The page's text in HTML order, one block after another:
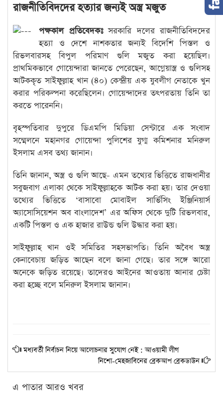
রাজনীতিবিদদের হত্যার জন্যই অস্ত্র মজুত
পক্ষকাল প্রতিবেদকঃসরকারি দলের রাজনীতিবিদদের
হত্যা ও দেশে নাশকতার জন্যই বিদেশি পিস্তল ও
রিভলবারসহ বিপুল পরিমাণ গুলি মজুত করা হয়েছিল।
প্রাথমিকভাবে গোয়েন্দারা জানতে পেরেছেন, আগ্নেয়াস্ত্র ও গুলিসহ
আটককৃত সাইফুল্লাহ খান (৪০) কেন্দ্রীয় এক যুবলীগ নেতাকে খুন
করার পরিকল্পনা করেছিলেন। গোয়েন্দাদের তৎপরতায় তিনি তা
করতে পারেননি।
বৃহস্পতিবার দুপুরে ডিএমপি মিডিয়া সেন্টারে এক সংবাদ
সম্মেলনে মহানগর গোয়েন্দা পুলিশের যুগ্ম কমিশনার মনিরুল
ইসলাম এসব তথ্য জানান।
তিনি জানান, অস্ত্র ও গুলি আছে- এমন তথ্যের ভিত্তিতে রাজধানীর
সবুজবাগ এলাকা থেকে সাইফুল্লাহকে আটক করা হয়। তার দেওয়া
তথ্যের ভিত্তিতে ‘বাসাবো মোবাইল সার্ভিসিং ইঞ্জিনিয়ার্স
অ্যাসোসিয়েশন অব বাংলাদেশ’ এর অফিস থেকে দুটি রিভলবার,
একটি পিস্তল ও এক হাজার রাউন্ড গুলি উদ্ধার করা হয়।
সাইফুল্লাহ খান ওই সমিতির সহসভাপতি। তিনি অবৈধ অস্ত্র
কেনাবেচায় জড়িত আছেন বলে জানা গেছে। তার সঙ্গে আরো
অনেকে জড়িত রয়েছে। তাদেরও আইনের আওতায় আনার চেষ্টা
করা হচ্ছে বলে মনিরুল ইসলাম জানান।
মধ্যবর্তী নির্বাচন নিয়ে আলোচনার সুযোগ নেই : আওয়ামী লীগ
নিশো-মেহজাবিনের ব্রেকআপ ব্রেকডাউন
এ পাতার আরও খবর